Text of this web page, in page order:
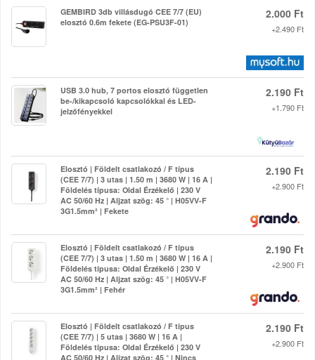
GEMBIRD 3db villásdugó CEE 7/7 (EU)
elosztó 0.6m fekete (EG-PSU3F-01)
2.000 Ft
+2.490 Ft
USB 3.0 hub, 7 portos elosztó független
be-/kikapcsoló kapcsolókkal és LED-
jelzőfényekkel
2.190 Ft
+1.790 Ft
Elosztó | Földelt csatlakozó / F típus
(CEE 7/7) | 3 utas | 1.50 m | 3680 W | 16 A |
Földelés típusa: Oldal Érzékelő | 230 V
AC 50/60 Hz | Aljzat szög: 45 ° | H05VV-F
3G1.5mm² | Fekete
2.190 Ft
+2.900 Ft
Elosztó | Földelt csatlakozó / F típus
(CEE 7/7) | 3 utas | 1.50 m | 3680 W | 16 A |
Földelés típusa: Oldal Érzékelő | 230 V
AC 50/60 Hz | Aljzat szög: 45 ° | H05VV-F
3G1.5mm² | Fehér
2.190 Ft
+2.900 Ft
Elosztó | Földelt csatlakozó / F típus
(CEE 7/7) | 5 utas | 3680 W | 16 A |
Földelés típusa: Oldal Érzékelő | 230 V
AC 50/60 Hz | Aljzat szög: 45 ° | Nincs
2.190 Ft
+2.900 Ft